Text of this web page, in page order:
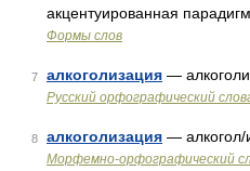
акцентуированная
Формы слов
7 алкоголизация —
Русский орфографический
8 алкоголизация — алкогол/
Морфемно-орфографический